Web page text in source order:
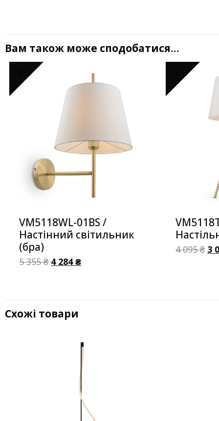
Вам також може сподобатися…
VM5118WL-01BS /
Настінний світильник
(бра)
5 355₴ 4 284₴
4 095₴ 3
Схожі товари